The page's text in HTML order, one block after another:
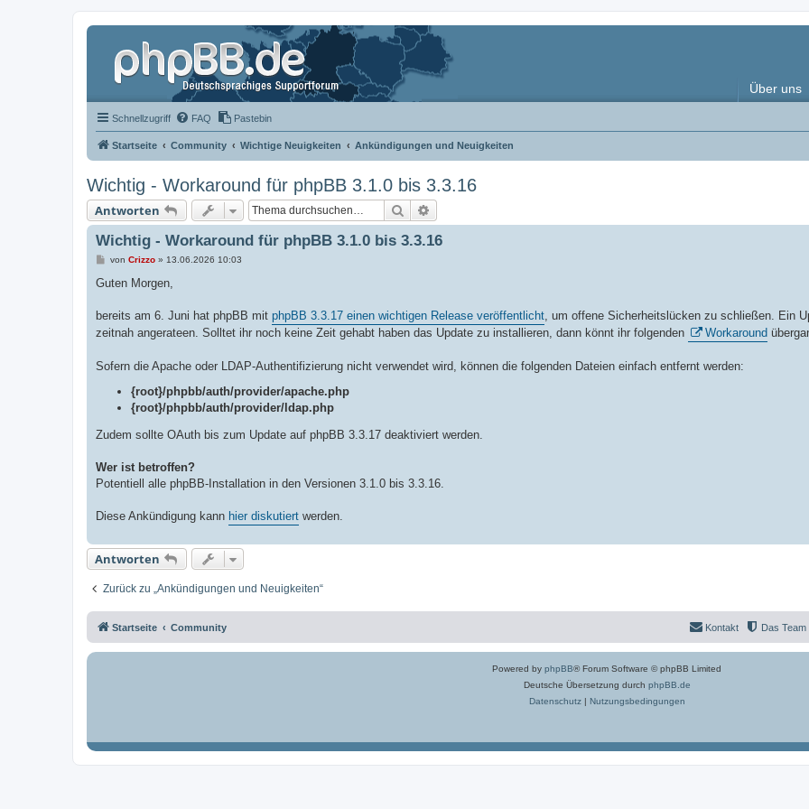
Über uns
Schnellzugriff FAQ Pastebin
Startseite Community Wichtige Neuigkeiten Ankündigungen und Neuigkeiten
Wichtig - Workaround für phpBB 3.1.0 bis 3.3.16
Antworten Suche
Wichtig - Workaround für phpBB 3.1.0 bis 3.3.16
B
i
a
von Crizzo» 13.06.2026 10:03
Guten Morgen,
bereits am 6. Juni hat phpBB mit phpBB 3.3.17 einen wichtigen Release veröffentlicht, um offene Sicherheitslücken zu schließen. Ein
zeitnah angerateen. Solltet ihr noch keine Zeit gehabt haben das Update zu installieren, dann könnt ihr folgenden
Workaround
Sofern die Apache oder LDAP-Authentifizierung nicht verwendet wird, können die folgenden Dateien einfach entfernt werden:
{root}/phpbb/auth/provider/apache.php
{root}/phpbb/auth/provider/ldap.php
Zudem sollte OAuth bis zum Update auf phpBB 3.3.17 deaktiviert werden.
Wer ist betroffen?
Potentiell alle phpBB-Installation in den Versionen 3.1.0 bis 3.3.16.
Diese Ankündigung kann hier diskutiert werden.
Antworten
Zurück zu „Ankündigungen und Neuigkeiten“
Startseite Community Das Team
Kontakt
Powered by phpBB® Forum Software © phpBB Limited
Deutsche Übersetzung durch phpBB.de
Datenschutz| Nutzungsbedingungen